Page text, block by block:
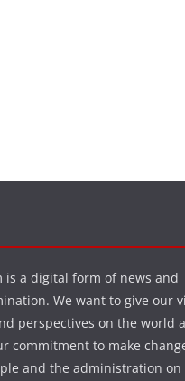
is a digital form of news and
We want to give our
perspectives on the world
commitment to make
and the administration on